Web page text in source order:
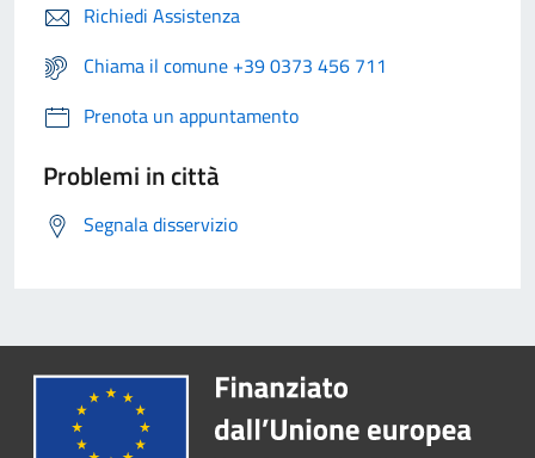
Richiedi Assistenza
Chiama il comune +39 0373 456 711
Prenota un appuntamento
Problemi in città
Segnala disservizio